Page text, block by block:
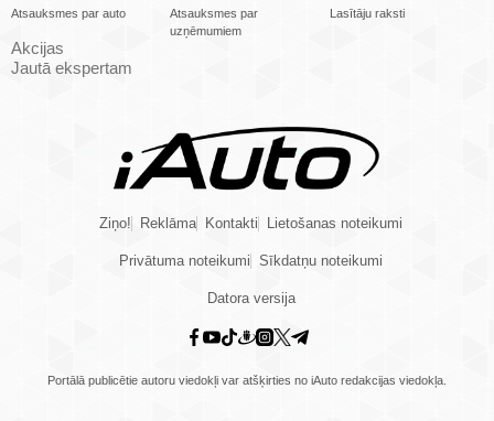
Atsauksmes par auto
Atsauksmes par
uzņēmumiem
Lasītāju raksti
Akcijas
Jautā ekspertam
Ziņo! Reklāma Kontakti Lietošanas noteikumi
Privātuma noteikumi Sīkdatņu noteikumi
Datora versija
Portālā publicētie autoru viedokļi var atšķirties no iAuto redakcijas viedokļa.